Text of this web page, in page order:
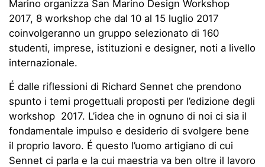
Marino organizza San Marino Design Workshop
2017, 8 workshop che dal 10 al 15 luglio 2017
coinvolgeranno un gruppo selezionato di 160
studenti, imprese, istituzioni e designer, noti a livello
internazionale.
É dalle riflessioni di Richard Sennet che prendono
spunto i temi progettuali proposti per l’edizione degli
workshop 2017. L’idea che in ognuno di noi ci sia il
fondamentale impulso e desiderio di svolgere bene
il proprio lavoro. É questo l’uomo artigiano di cui
Sennet ci parla e la cui maestria va ben oltre il lavoro